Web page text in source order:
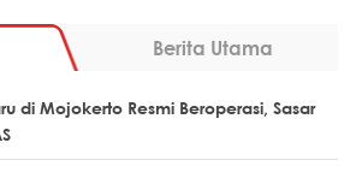
Berita Utama
di Mojokerto Resmi Beroperasi, Sasar